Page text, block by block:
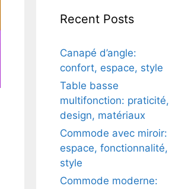
Recent Posts
Canapé d’angle:
confort, espace, style
Table basse
multifonction: praticité,
design, matériaux
Commode avec miroir:
espace, fonctionnalité,
style
Commode moderne: